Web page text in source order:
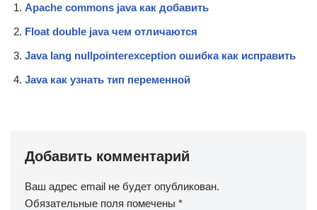
Apache commons java как добавить
Float double java чем отличаются
Java lang nullpointerexception ошибка как исправить
Java как узнать тип переменной
Добавить комментарий
Ваш адрес email не будет опубликован.
Обязательные поля помечены *